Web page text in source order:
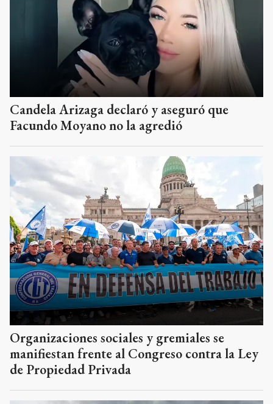
Candela Arizaga declaró y aseguró que
Facundo Moyano no la agredió
Organizaciones sociales y gremiales se
manifiestan frente al Congreso contra la Ley
de Propiedad Privada